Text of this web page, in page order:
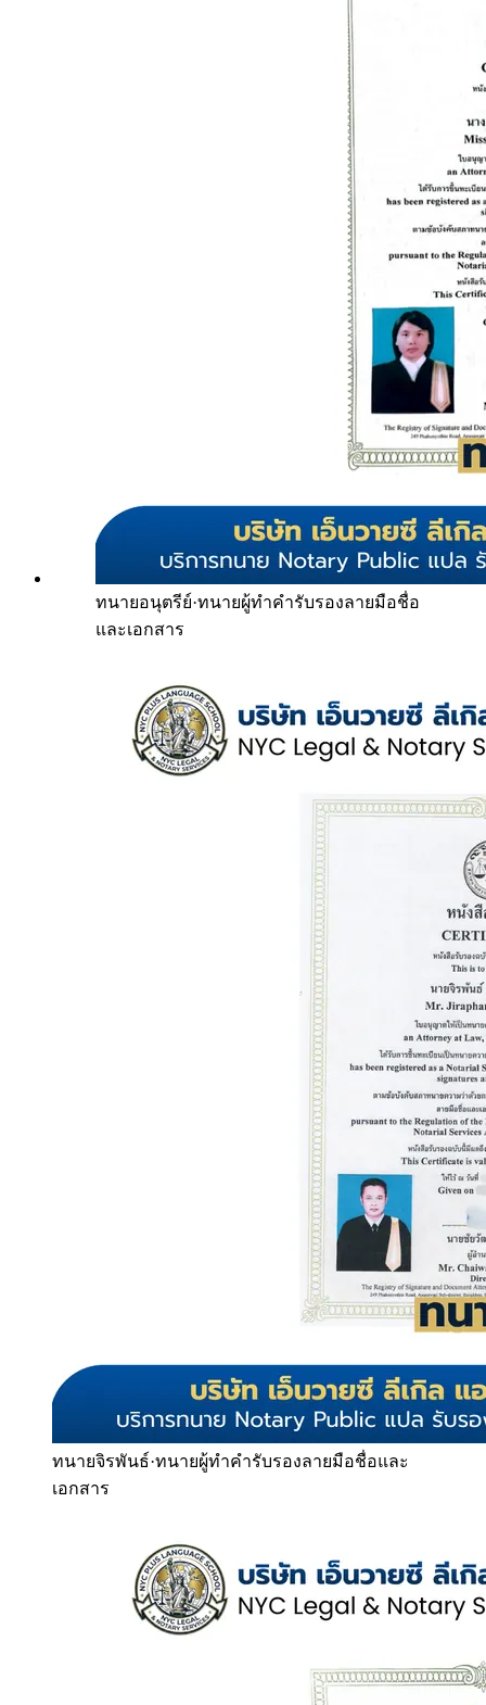
ทนายอนุตรีย์·ทนายผู้ทำคำรับรองลายมือชื่อ
และเอกสาร
ทนายจิรพันธ์·ทนายผู้ทำคำรับรองลายมือชื่อและ
เอกสาร